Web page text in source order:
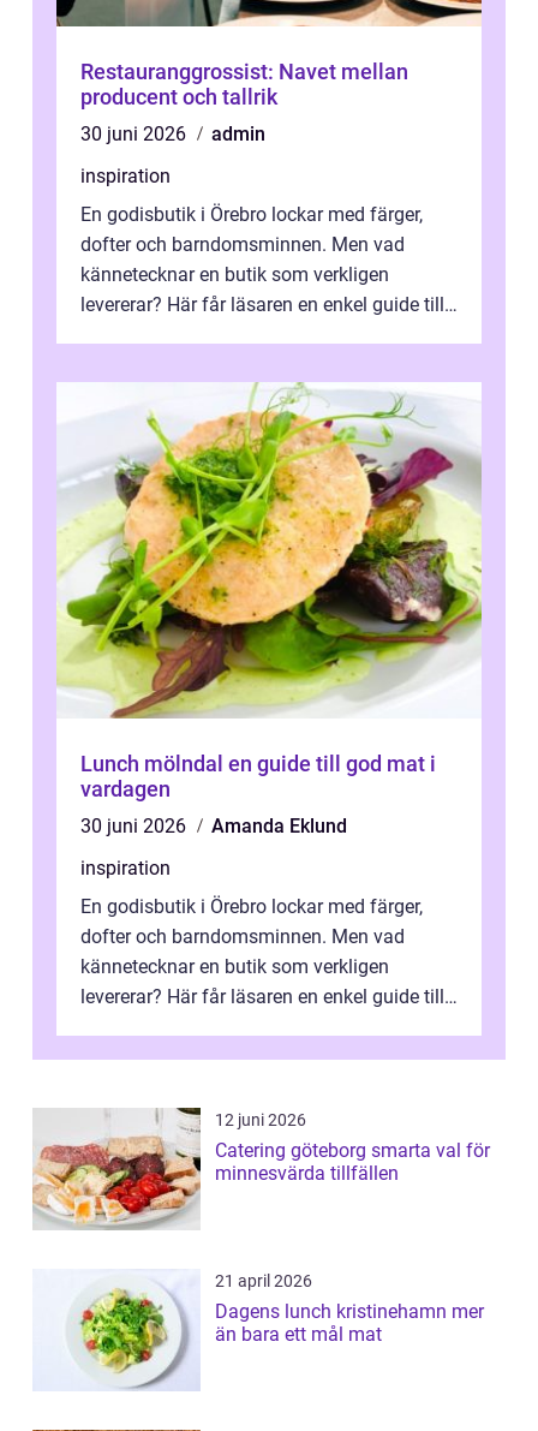
Restauranggrossist: Navet mellan
producent och tallrik
30 juni 2026
admin
inspiration
En godisbutik i Örebro lockar med färger,
dofter och barndomsminnen. Men vad
kännetecknar en butik som verkligen
levererar? Här får läsaren en enkel guide till
Lunch mölndal en guide till god mat i
vardagen
30 juni 2026
Amanda Eklund
inspiration
En godisbutik i Örebro lockar med färger,
dofter och barndomsminnen. Men vad
kännetecknar en butik som verkligen
levererar? Här får läsaren en enkel guide till
12 juni 2026
Catering göteborg smarta val för
minnesvärda tillfällen
21 april 2026
Dagens lunch kristinehamn mer
än bara ett mål mat